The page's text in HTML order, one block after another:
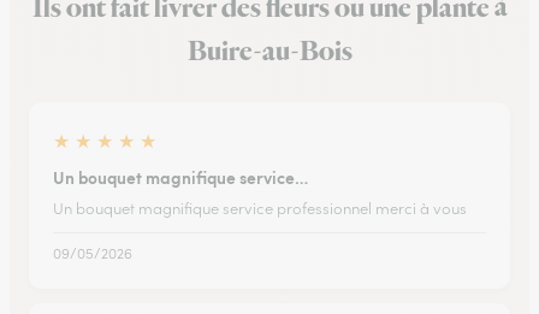
Ils ont fait livrer des fleurs ou une plante à
Buire-au-Bois
★ ★ ★ ★ ★
Un bouquet magnifique service…
Un bouquet magnifique service professionnel merci à vous
09/05/2026